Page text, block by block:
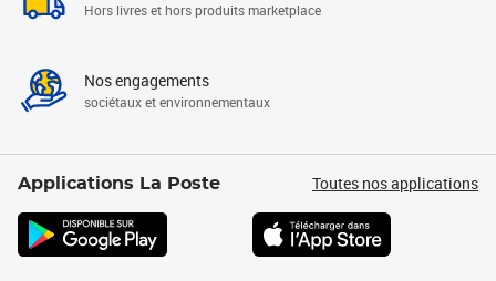
Hors livres et hors produits marketplace
Nos engagements
sociétaux et environnementaux
Applications La Poste Toutes nos applications